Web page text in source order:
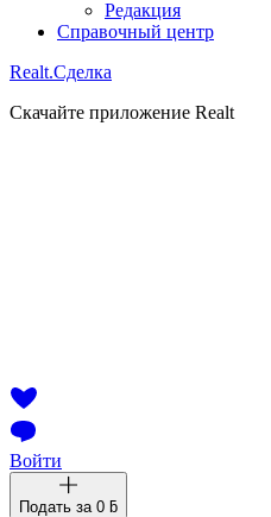
Редакция
Справочный центр
Realt.Сделка
Скачайте приложение Realt
Войти
Подать за 0 ƃ